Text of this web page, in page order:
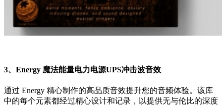
3、Energy 魔法能量电力电源UPS冲击波音效
通过 Energy 精心制作的高品质音效提升您的音频体验。该库
中的每个元素都经过精心设计和记录，以提供无与伦比的深度